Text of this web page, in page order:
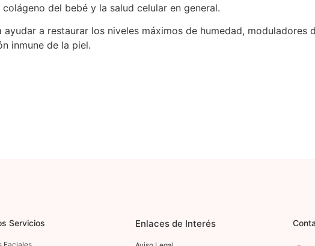
del bebé y la salud celular en general.
a restaurar los niveles máximos de humedad, moduladores
inmune de la piel.
Servicios Enlaces de Interés